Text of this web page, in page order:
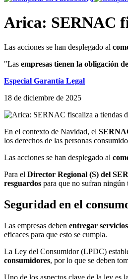
Arica: SERNAC
Las acciones se han desplegado al
"Las empresas tienen la obligación
Especial Garantía Legal
18 de diciembre de 2025
En el contexto de Navidad, el
los derechos de las personas
Las acciones se han desplegado al
Para el Director Regional (S) del
resguardos para que no sufran ningún
Seguridad en el
Las empresas deben entregar
eficaces para que esto se cumpla.
La Ley del Consumidor (LPDC)
consumidores, por lo que se deben
Uno de los aspectos clave de la ley es la